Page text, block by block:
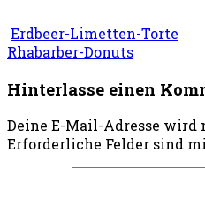
Erdbeer-Limetten-Torte
Rhabarber-Donuts
Hinterlasse einen
Deine E-Mail-Adresse
Erforderliche Felder sind